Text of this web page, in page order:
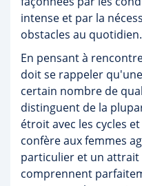
intense et par la
obstacles au quotidien.
En pensant à
doit se rappeler
certain nombre de
distinguent de la
étroit avec les cycles
confère aux femmes
particulier et un attrait
comprennent